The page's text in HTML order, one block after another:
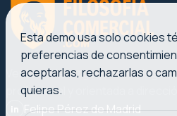
Ventas, liderazgo y marketing
profesional y orientada a
Felipe Pérez de Madrid
Esta demo usa solo cookies
preferencias de
aceptarlas, rechazarlas o
quieras.